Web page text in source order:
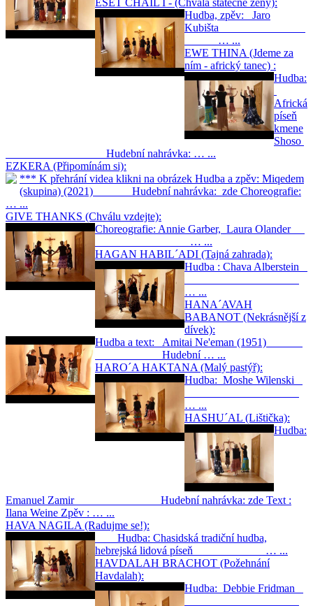
Hudba, zpěv: Jaro
Kubišta
… ...
EWE THINA (Jdeme za
ním - africký tanec) :
Hudba:
Africká
píseň
kmene
Shoso
Hudební nahrávka: … ...
EZKERA (Připomínám si):
*** K přehrání videa klikni na obrázek Hudba a zpěv: Miqedem
(skupina) (2021) Hudební nahrávka: zde Choreografie:
… ...
GIVE THANKS (Chválu vzdejte):
Choreografie: Annie Garber, Laura Olander
… ...
HAGAN HABIL´ADI (Tajná zahrada):
Hudba : Chava Alberstein
… ...
HANA´AVAH
BABANOT (Nekrásnější z
dívek):
Hudba a text: Amitai Ne'eman (1951)
Hudební … ...
HARO´A HAKTANA (Malý pastýř):
Hudba: Moshe Wilenski
… ...
HASHU´AL (Lištička):
Hudba:
Emanuel Zamir Hudební nahrávka: zde Text :
Ilana Weine Zpěv : … ...
HAVA NAGILA (Radujme se!):
Hudba: Chasidská tradiční hudba,
hebrejská lidová píseň … ...
HAVDALAH BRACHOT (Požehnání
Havdalah):
Hudba: Debbie Fridman